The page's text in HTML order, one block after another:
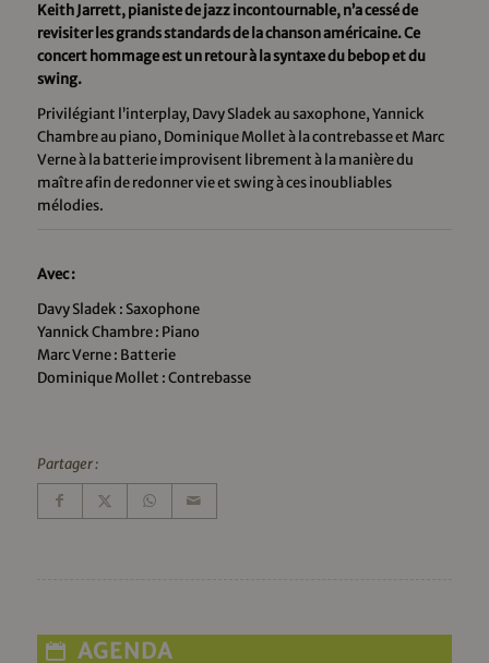
Keith Jarrett, pianiste de jazz incontournable, n’a cessé de
revisiter les grands standards de la chanson américaine. Ce
concert hommage est un retour à la syntaxe du bebop et du
swing.
Privilégiant l’interplay, Davy Sladek au saxophone, Yannick
Chambre au piano, Dominique Mollet à la contrebasse et Marc
Verne à la batterie improvisent librement à la manière du
maître afin de redonner vie et swing à ces inoubliables
mélodies.
Avec :
Davy Sladek : Saxophone
Yannick Chambre : Piano
Marc Verne : Batterie
Dominique Mollet : Contrebasse
Partager :
AGENDA